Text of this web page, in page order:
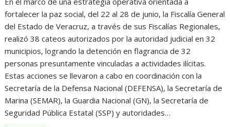
fortalecer la paz social, del 22 al 28 de junio, la Fiscalía General
del Estado de Veracruz, a través de sus Fiscalías Regionales,
realizó 38 cateos autorizados por la autoridad judicial en 32
municipios, logrando la detención en flagrancia de 32
personas presuntamente vinculadas a actividades ilícitas.
Estas acciones se llevaron a cabo en coordinación con la
Secretaría de la Defensa Nacional (DEFENSA), la Secretaría de
Marina (SEMAR), la Guardia Nacional (GN), la Secretaría de
Seguridad Pública Estatal (SSP) y autoridades…